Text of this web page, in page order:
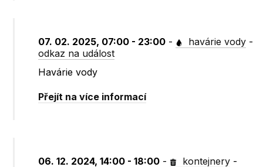
07. 02. 2025, 07:00 - 23:00 - havárie vody -
odkaz na událost
Havárie vody
Přejít na více informací
06. 12. 2024, 14:00 - 18:00 - kontejnery -